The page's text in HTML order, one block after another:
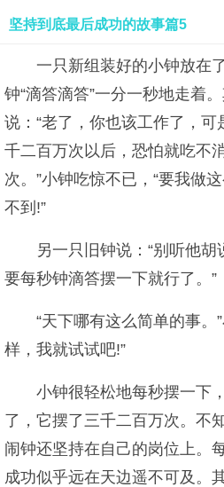
坚持到底最后成功的故事篇5
一只新组装好的小钟放在
钟“滴答滴答”一分一秒地走着
说：“老了，你也该工作了，
千二百万次以后，恐怕就吃不
次。”小钟吃惊不已，“要我做
不到!”
另一只旧钟说：“别听他
要每秒钟滴答摆一下就行了。”
“天下哪有这么简单的事。
样，我就试试吧!”
小钟很轻松地每秒摆一下
了，它摆了三千二百万次。不
闹钟还坚持在自己的岗位上。
成功似乎远在天边遥不可及。